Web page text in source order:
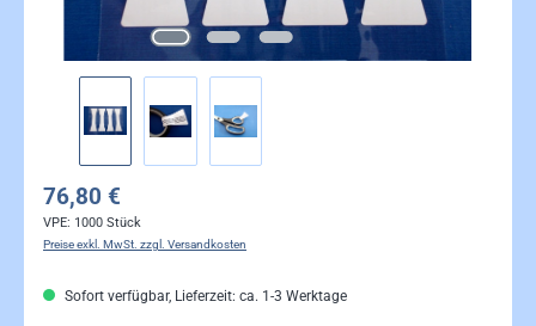
76,80 €
VPE: 1000 Stück
Preise exkl. MwSt. zzgl. Versandkosten
Sofort verfügbar, Lieferzeit: ca. 1-3 Werktage